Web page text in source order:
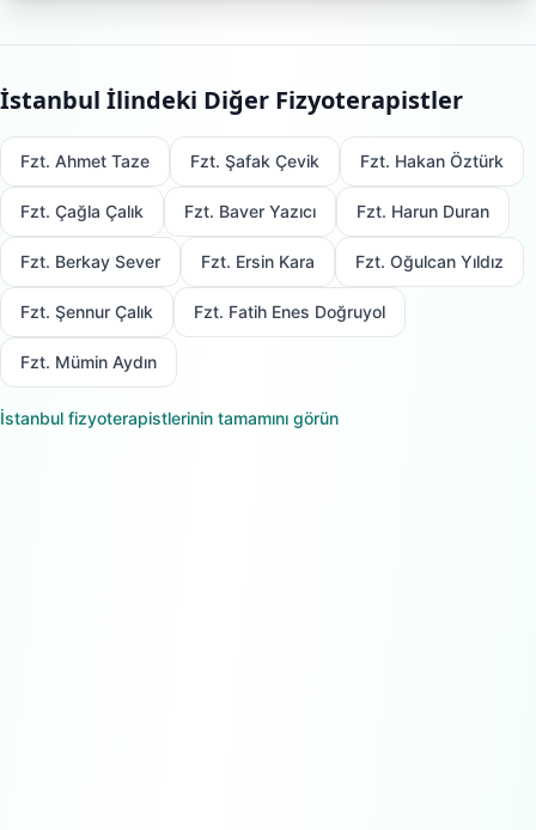
İstanbul İlindeki Diğer Fizyoterapistler
Fzt. Ahmet Taze Fzt. Şafak Çevik Fzt. Hakan Öztürk
Fzt. Çağla Çalık Fzt. Baver Yazıcı Fzt. Harun Duran
Fzt. Berkay Sever Fzt. Ersin Kara Fzt. Oğulcan Yıldız
Fzt. Şennur Çalık Fzt. Fatih Enes Doğruyol
Fzt. Mümin Aydın
İstanbul fizyoterapistlerinin tamamını görün